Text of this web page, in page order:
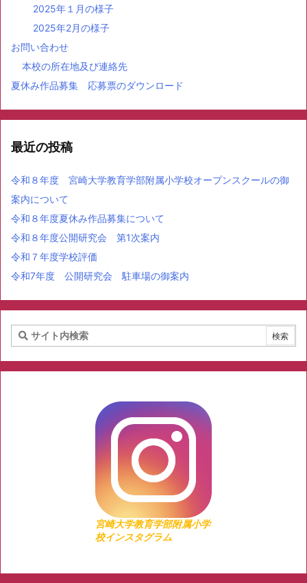
2025年１月の様子
2025年2月の様子
お問い合わせ
本校の所在地及び連絡先
夏休み作品募集 応募票のダウンロード
最近の投稿
令和８年度 宮崎大学教育学部附属小学校オープンスクールの御
案内について
令和８年度夏休み作品募集について
令和８年度公開研究会 第1次案内
令和７年度学校評価
令和7年度 公開研究会 駐車場の御案内
宮崎大学教育学部附属小学
校インスタグラム